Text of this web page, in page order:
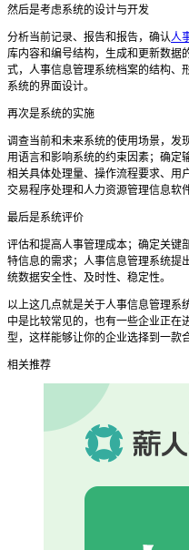
然后是考虑系统的设计与开发
分析当前记录、报告和报告，确认人
库内容和编号结构，生成和更新数据
式，人事信息管理系统档案的结构、
系统的界面设计。
再次是系统的实施
调查当前和未来系统的使用场景，发
用语言和影响系统的约束因素；确定
相关具体处理量、操作流程要求、用
交易程序处理和人力资源管理信息软
最后是系统评价
评估和提高人事管理成本；确定关键
特信息的需求；人事信息管理系统提
统数据安全性、及时性、稳定性。
以上这几点就是关于人事信息管理系
中是比较常见的，也有一些企业正在
型，这样能够让你的企业选择到一款
相关推荐